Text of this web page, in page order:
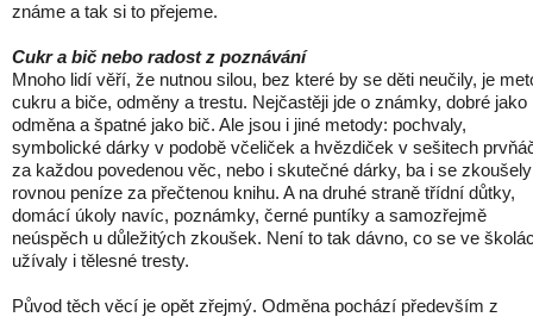
známe a tak si to přejeme.
Cukr a bič nebo radost z poznávání
Mnoho lidí věří, že nutnou silou, bez které by se děti neučily, je
cukru a biče, odměny a trestu. Nejčastěji jde o známky, dobré jako
odměna a špatné jako bič. Ale jsou i jiné metody: pochvaly,
symbolické dárky v podobě včeliček a hvězdiček v sešitech
za každou povedenou věc, nebo i skutečné dárky, ba i se zkoušely
rovnou peníze za přečtenou knihu. A na druhé straně třídní důtky,
domácí úkoly navíc, poznámky, černé puntíky a samozřejmě
neúspěch u důležitých zkoušek. Není to tak dávno, co se ve
užívaly i tělesné tresty.
Původ těch věcí je opět zřejmý. Odměna pochází především z